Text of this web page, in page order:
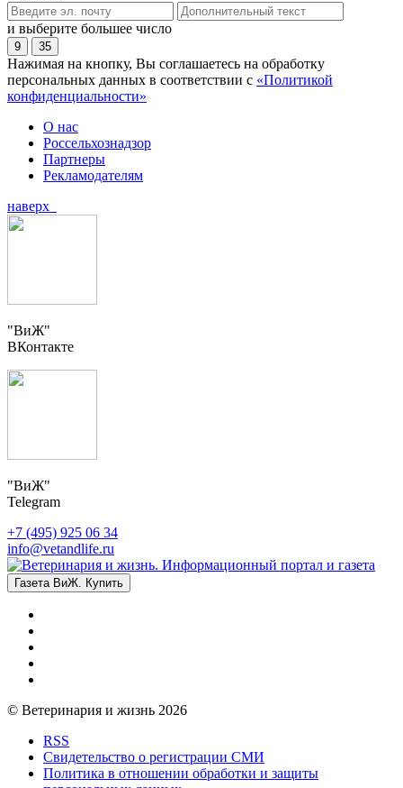
и выберите большее число
9 35
Нажимая на кнопку, Вы соглашаетесь на обработку
персональных данных в соответствии с «Политикой
конфиденциальности»
О нас
Россельхознадзор
Партнеры
Рекламодателям
наверх
"ВиЖ"
ВКонтакте
"ВиЖ"
Telegram
+7 (495) 925 06 34
info@vetandlife.ru
Газета ВиЖ. Купить
© Ветеринария и жизнь 2026
RSS
Свидетельство о регистрации СМИ
Политика в отношении обработки и защиты